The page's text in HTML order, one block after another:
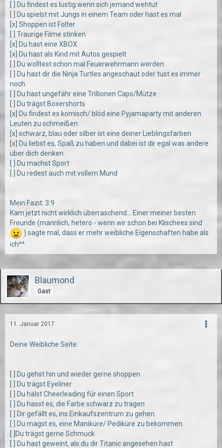
[ ] Du findest es lustig wenn sich jemand wehtut
[ ] Du spielst mit Jungs in einem Team oder hast es mal
[x] Shoppen ist Folter
[ ] Traurige Filme stinken
[x] Du hast eine XBOX
[x] Du hast als Kind mit Autos gespielt
[ ] Du wolltest schon mal Feuerwehrmann werden.
[ ] Du hast dir die Ninja Turtles angeschaut oder tust es immer
noch
[ ] Du hast ungefähr eine Trillionen Caps/Mütze
[ ] Du trägst Boxershorts
[x] Du findest es komisch/ blöd eine Pyjamaparty mit anderen
Leuten zu schmeißen
[x] schwarz, blau oder silber ist eine deiner Lieblingsfarben
[x] Du liebst es, Spaß zu haben und dabei ist dir egal was andere
über dich denken.
[ ] Du machst Sport
[ ] Du redest auch mit vollem Mund
Mein Fazit: 3:9
Kam jetzt nicht wirklich überraschend... Einer meiner besten
Freunde (männlich, hetero - wenn wir schon bei Klischees sind
) sagte mal, dass er mehr weibliche Eigenschaften habe als
ich^^
Blaumond
Gast
11. Januar 2017
Deine Weibliche Seite:
[ ] Du gehst hin und wieder gerne shoppen
[ ] Du trägst Eyeliner
[ ] Du hälst Cheerleading für einen Sport
[ ] Du hasst es, die Farbe schwarz zu tragen
[ ] Dir gefällt es, ins Einkaufszentrum zu gehen
[ ] Du magst es, eine Maniküre/ Pediküre zu bekommen
[ ]Du trägst gerne Schmuck
[ ] Du hast geweint, als du dir Titanic angesehen hast